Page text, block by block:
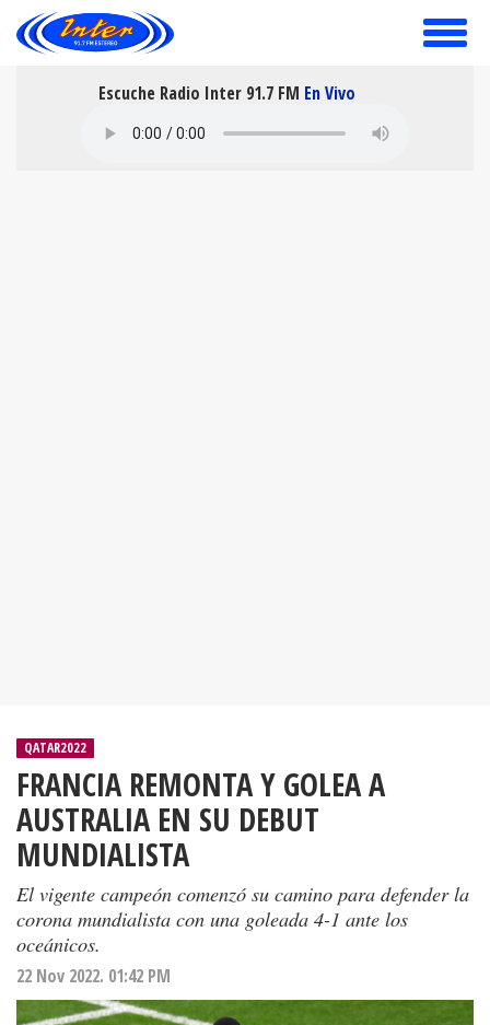
toggle
Escuche Radio Inter 91.7 FM En Vivo
QATAR2022
FRANCIA REMONTA Y GOLEA A
AUSTRALIA EN SU DEBUT
MUNDIALISTA
El vigente campeón comenzó su camino para defender la
corona mundialista con una goleada 4-1 ante los
oceánicos.
22 Nov 2022. 01:42 PM